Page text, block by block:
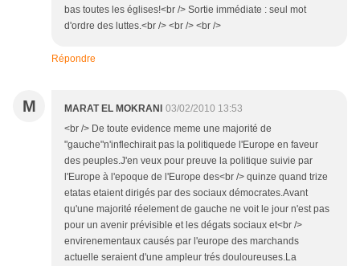
bas toutes les églises!<br /> Sortie immédiate : seul mot
d'ordre des luttes.<br /> <br /> <br />
Répondre
M MARAT EL MOKRANI 03/02/2010 13:53
<br /> De toute evidence meme une majorité de
"gauche"n'inflechirait pas la politiquede l'Europe en faveur
des peuples.J'en veux pour preuve la politique suivie par
l'Europe à l'epoque de l'Europe des<br /> quinze quand trize
etatas etaient dirigés par des sociaux démocrates.Avant
qu'une majorité réelement de gauche ne voit le jour n'est pas
pour un avenir prévisible et les dégats sociaux et<br />
envirenementaux causés par l'europe des marchands
actuelle seraient d'une ampleur trés douloureuses.La